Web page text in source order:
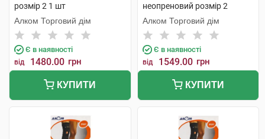
розмір 2 1 шт
Алком Торговий дім
Є в наявності
від 1480.00 грн
КУПИТИ
неопреновий розмір 2
чорний 1 шт
Алком Торговий дім
Є в наявності
від 1549.00 грн
КУПИТИ